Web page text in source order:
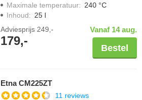
Maximale temperatuur: 240 °C
Inhoud: 25 l
Adviesprijs 249,-
179,-
Vanaf 14 aug.
Bestel
Etna CM225ZT
11 reviews